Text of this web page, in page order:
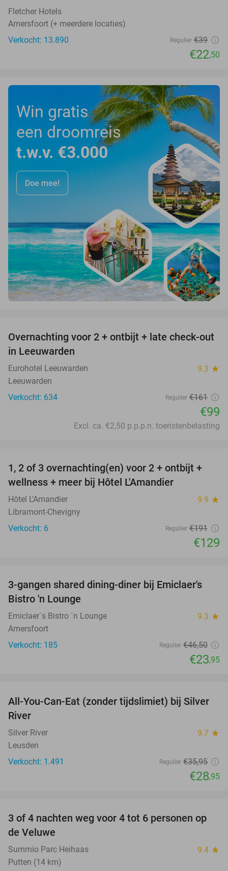
Fletcher Hotels
Amersfoort (+ meerdere locaties)
Verkocht: 13.890
Regulier €39
€22,50
Win gratis
een droomreis
t.w.v. €3.000
Doe mee!
39%
Overnachting voor 2 + ontbijt + late check-out
in Leeuwarden
Eurohotel Leeuwarden 9.3 star
Leeuwarden
Verkocht: 634
Regulier €161
€99
Excl. ca. €2,50 p.p.p.n. toeristenbelasting
32%
TODAY
1, 2 of 3 overnachting(en) voor 2 + ontbijt +
wellness + meer bij Hôtel L'Amandier
Hôtel L'Amandier 9.9 star
Libramont-Chevigny
Verkocht: 6
Regulier €191
€129
48%
3-gangen shared dining-diner bij Emiclaer's
Bistro 'n Lounge
Emiclaer´s Bistro ´n Lounge 9.3 star
Amersfoort
Verkocht: 185
Regulier €46,50
€23,95
19%
All-You-Can-Eat (zonder tijdslimiet) bij Silver
River
Silver River 9.7 star
Leusden
Verkocht: 1.491
Regulier €35,95
€28,95
3 of 4 nachten weg voor 4 tot 6 personen op
de Veluwe
Summio Parc Heihaas 9.4 star
Putten (14 km)